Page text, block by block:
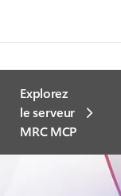
Explorez
le serveur
MRC MCP